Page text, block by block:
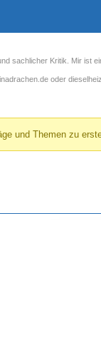
sachlicher Kritik. Mir ist
oder
und Themen zu